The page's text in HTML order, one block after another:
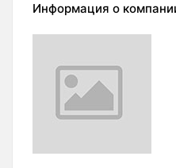
Информация о